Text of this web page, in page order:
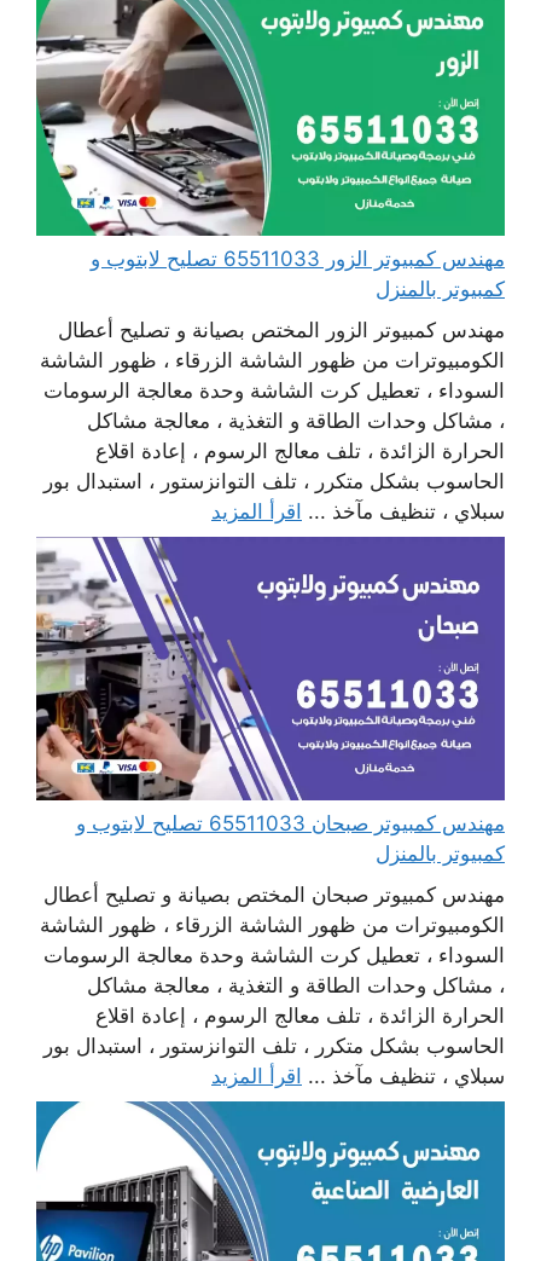
مهندس كمبيوتر الزور 65511033 تصليح لابتوب و
كمبيوتر بالمنزل
مهندس كمبيوتر الزور المختص بصيانة و تصليح أعطال
الكومبيوترات من ظهور الشاشة الزرقاء ، ظهور الشاشة
السوداء ، تعطيل كرت الشاشة وحدة معالجة الرسومات
، مشاكل وحدات الطاقة و التغذية ، معالجة مشاكل
الحرارة الزائدة ، تلف معالج الرسوم ، إعادة اقلاع
الحاسوب بشكل متكرر ، تلف التوانزستور ، استبدال بور
سبلاي ، تنظيف مآخذ ... اقرأ المزيد
مهندس كمبيوتر صبحان 65511033 تصليح لابتوب و
كمبيوتر بالمنزل
مهندس كمبيوتر صبحان المختص بصيانة و تصليح أعطال
الكومبيوترات من ظهور الشاشة الزرقاء ، ظهور الشاشة
السوداء ، تعطيل كرت الشاشة وحدة معالجة الرسومات
، مشاكل وحدات الطاقة و التغذية ، معالجة مشاكل
الحرارة الزائدة ، تلف معالج الرسوم ، إعادة اقلاع
الحاسوب بشكل متكرر ، تلف التوانزستور ، استبدال بور
سبلاي ، تنظيف مآخذ ... اقرأ المزيد